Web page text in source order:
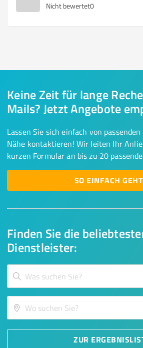
Nicht bewertet0
Finden Sie die
Dienstleister:
ZUR
Keine Zeit für lange
Mails? Jetzt Angebote
Lassen Sie sich einfach von
Nähe kontaktieren! Wir leiten Ihr
kurzen Formular an bis zu 20
SO EINFACH